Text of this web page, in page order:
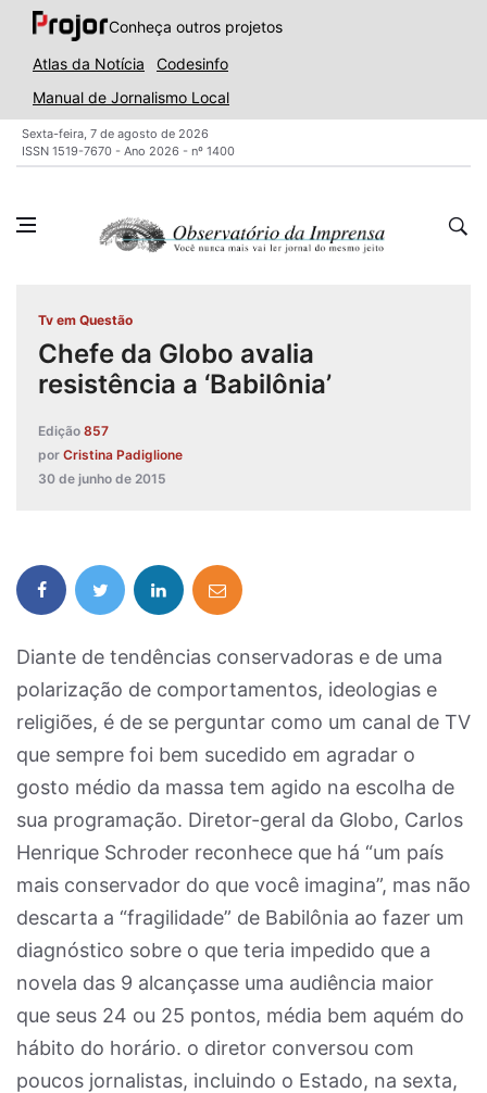
Conheça outros projetos
Atlas da Notícia
Codesinfo
Manual de Jornalismo Local
Sexta-feira, 7 de agosto de 2026
ISSN 1519-7670 - Ano 2026 - nº 1400
Tv em Questão
Chefe da Globo avalia
resistência a ‘Babilônia’
Edição 857
por Cristina Padiglione
30 de junho de 2015
Diante de tendências conservadoras e de uma
polarização de comportamentos, ideologias e
religiões, é de se perguntar como um canal de TV
que sempre foi bem sucedido em agradar o
gosto médio da massa tem agido na escolha de
sua programação. Diretor-geral da Globo, Carlos
Henrique Schroder reconhece que há “um país
mais conservador do que você imagina”, mas não
descarta a “fragilidade” de Babilônia ao fazer um
diagnóstico sobre o que teria impedido que a
novela das 9 alcançasse uma audiência maior
que seus 24 ou 25 pontos, média bem aquém do
hábito do horário. o diretor conversou com
poucos jornalistas, incluindo o Estado, na sexta,